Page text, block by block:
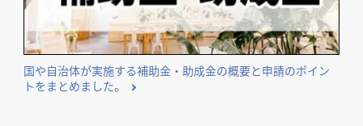
国や自治体が実施する補助金・助成金の概要と申請のポイン
トをまとめました。